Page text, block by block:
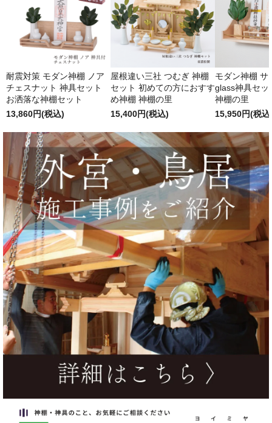
耐震対策 モダン神棚 ノア
チェスナット 神具セット
お洒落な神棚セット
13,860円(税込)
屋根違い三社 つむぎ 神棚
セット 初めての方におすす
め神棚 神棚の里
15,400円(税込)
モダン神棚 サ
glass神具セッ
神棚の里
15,950円(税込